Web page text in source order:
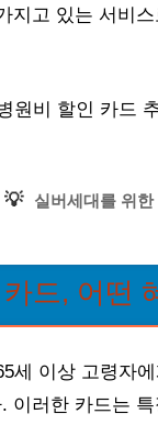
지고 있는 서비
원비 할인 카드
💡 실버세대를 위
드, 어떤
세 이상 고령자
이러한 카드는